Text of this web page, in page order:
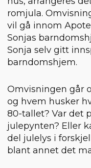
romjula.
vil gå innom
Sonjas
Sonja selv gitt
barndomshjem.
Omvisningen går
og hvem husker
80-tallet? Var det
julepynten? Eller
del julelys i
blant annet det